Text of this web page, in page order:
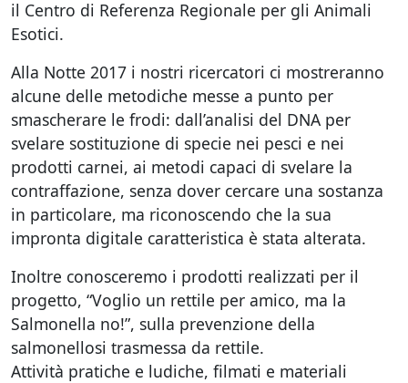
il Centro di Referenza Regionale per gli Animali
Esotici.
Alla Notte 2017 i nostri ricercatori ci mostreranno
alcune delle metodiche messe a punto per
smascherare le frodi: dall’analisi del DNA per
svelare sostituzione di specie nei pesci e nei
prodotti carnei, ai metodi capaci di svelare la
contraffazione, senza dover cercare una sostanza
in particolare, ma riconoscendo che la sua
impronta digitale caratteristica è stata alterata.
Inoltre conosceremo i prodotti realizzati per il
progetto, “Voglio un rettile per amico, ma la
Salmonella no!”, sulla prevenzione della
salmonellosi trasmessa da rettile.
Attività pratiche e ludiche, filmati e materiali